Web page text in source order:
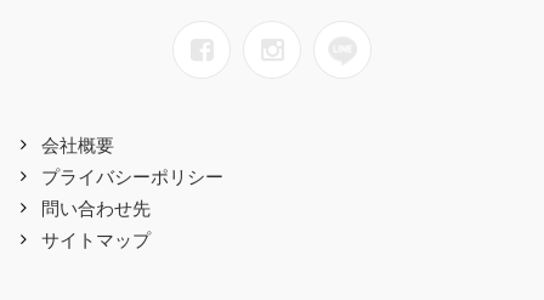
会社概要
プライバシーポリシー
問い合わせ先
サイトマップ